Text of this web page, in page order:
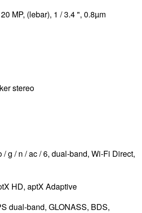
MP, (lebar), 1 / 3.4 ", 0.8µm
stereo
/ g / n / ac / 6, dual-band, Wi-Fi Direct,
HD, aptX Adaptive
dual-band, GLONASS, BDS,